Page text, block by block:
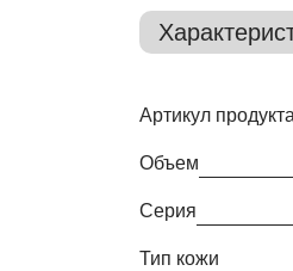
Артикул
Объем
Серия
Тип кожи